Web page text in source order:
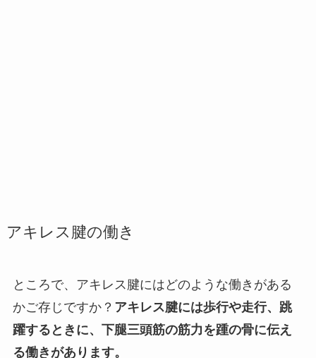
アキレス腱の働き
ところで、アキレス腱にはどのような働きがある
かご存じですか？ アキレス腱には歩行や走行、跳
躍するときに、下腿三頭筋の筋力を踵の骨に伝え
る働きがあります。